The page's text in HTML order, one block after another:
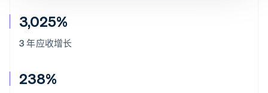
3,025%
3 年应收增长
238%